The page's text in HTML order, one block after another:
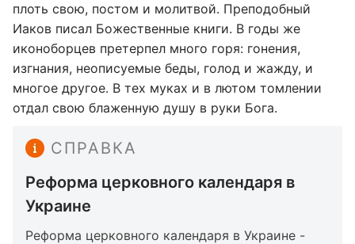
плоть свою, постом и молитвой. Преподобный
Иаков писал Божественные книги. В годы же
иконоборцев претерпел много горя: гонения,
изгнания, неописуемые беды, голод и жажду, и
многое другое. В тех муках и в лютом томлении
отдал свою блаженную душу в руки Бога.
СПРАВКА
Реформа церковного календаря в
Украине
Реформа церковного календаря в Украине -